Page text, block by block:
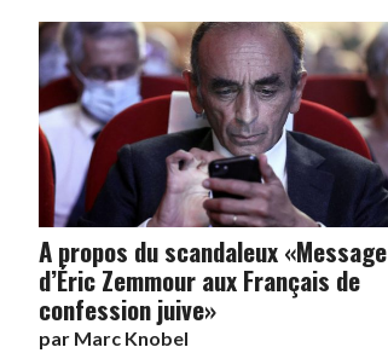
A propos du scandaleux «Message
d’Éric Zemmour aux Français de
confession juive»
par Marc Knobel